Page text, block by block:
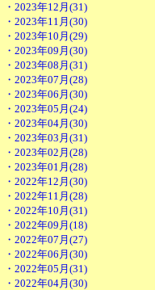
・2023年12月(31)
・2023年11月(30)
・2023年10月(29)
・2023年09月(30)
・2023年08月(31)
・2023年07月(28)
・2023年06月(30)
・2023年05月(24)
・2023年04月(30)
・2023年03月(31)
・2023年02月(28)
・2023年01月(28)
・2022年12月(30)
・2022年11月(28)
・2022年10月(31)
・2022年09月(18)
・2022年07月(27)
・2022年06月(30)
・2022年05月(31)
・2022年04月(30)